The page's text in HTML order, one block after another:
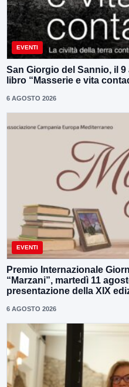
EVENTI
San Giorgio del Sannio, il
libro “Masserie e vita
6 AGOSTO 2026
EVENTI
Premio Internazionale
“Marzani”, martedì 11
presentazione della XIX
6 AGOSTO 2026